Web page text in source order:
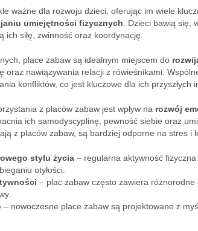
ważne dla rozwoju dzieci, oferując im wiele
umiejętności fizycznych . Dzieci bawią się,
ich siłę, zwinność oraz koordynację.
place zabaw są idealnym miejscem do
oraz nawiązywania relacji z rówieśnikami.
konfliktów, co jest kluczowe dla ich przyszłych
z placów zabaw jest wpływ na rozwój
ich samodyscyplinę, pewność siebie oraz
z placów zabaw, są bardziej odporne na stres i
stylu życia – regularna aktywność
otyłości.
– plac zabaw często zawiera
– nowoczesne place zabaw są projektowane z